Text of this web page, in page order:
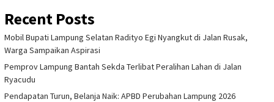
Recent Posts
Mobil Bupati Lampung Selatan Radityo Egi Nyangkut di Jalan Rusak,
Warga Sampaikan Aspirasi
Pemprov Lampung Bantah Sekda Terlibat Peralihan Lahan di Jalan
Ryacudu
Pendapatan Turun, Belanja Naik: APBD Perubahan Lampung 2026